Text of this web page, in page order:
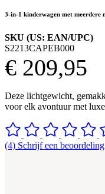
3-in-1 kinderwagen met meerdere
SKU (US: EAN/UPC)
S2213CAPEB000
€ 209,95
Deze lichtgewicht,
voor elk avontuur met
(4) Schrijf een beoordeling